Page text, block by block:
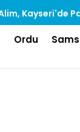
Kayseri'de
Ordu